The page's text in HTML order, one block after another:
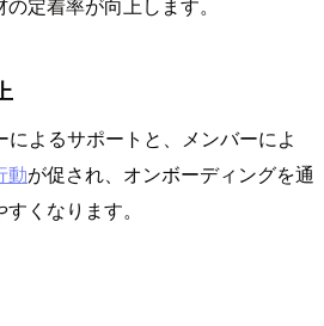
よるサポートと、メンバーによ
動が促され、オンボーディングを通
くなります。